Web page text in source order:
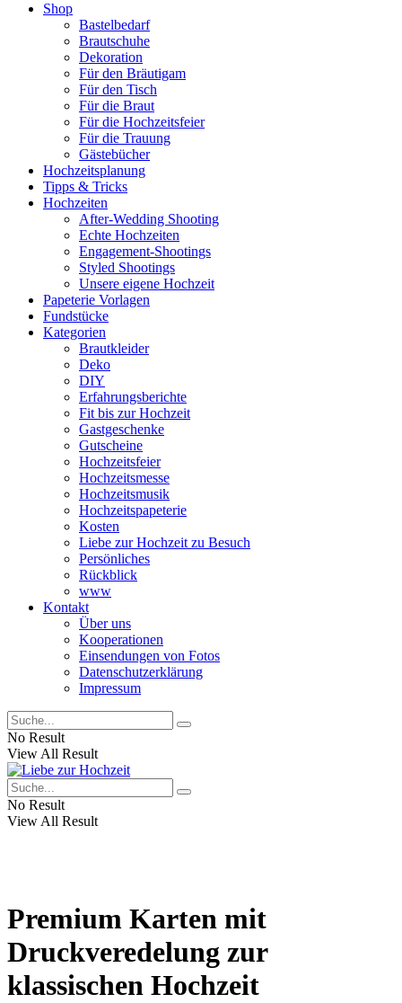
Shop
Bastelbedarf
Brautschuhe
Dekoration
Für den Bräutigam
Für den Tisch
Für die Braut
Für die Hochzeitsfeier
Für die Trauung
Gästebücher
Hochzeitsplanung
Tipps & Tricks
Hochzeiten
After-Wedding Shooting
Echte Hochzeiten
Engagement-Shootings
Styled Shootings
Unsere eigene Hochzeit
Papeterie Vorlagen
Fundstücke
Kategorien
Brautkleider
Deko
DIY
Erfahrungsberichte
Fit bis zur Hochzeit
Gastgeschenke
Gutscheine
Hochzeitsfeier
Hochzeitsmesse
Hochzeitsmusik
Hochzeitspapeterie
Kosten
Liebe zur Hochzeit zu Besuch
Persönliches
Rückblick
www
Kontakt
Über uns
Kooperationen
Einsendungen von Fotos
Datenschutzerklärung
Impressum
No Result
View All Result
No Result
View All Result
Premium Karten mit
Druckveredelung zur
klassischen Hochzeit